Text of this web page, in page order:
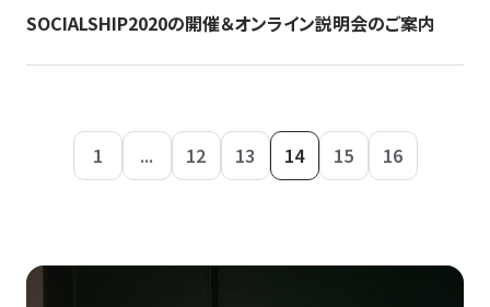
SOCIALSHIP2020の開催＆オンライン説明会のご案内
1 ... 12 13 14 15 16